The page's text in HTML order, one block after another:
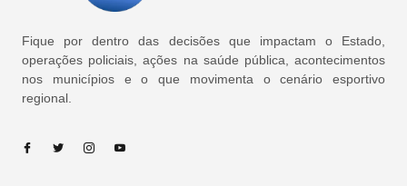
Fique por dentro das decisões que impactam o Estado,
operações policiais, ações na saúde pública, acontecimentos
nos municípios e o que movimenta o cenário esportivo
regional.